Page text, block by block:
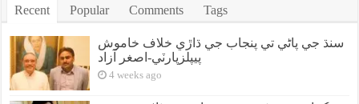
Recent Popular Comments Tags
سنڌ جي پاڻي تي پنجاب جي ڌاڙي خلاف خاموش
پيپلزپارٽي-اصغر آزاد
4 weeks ago